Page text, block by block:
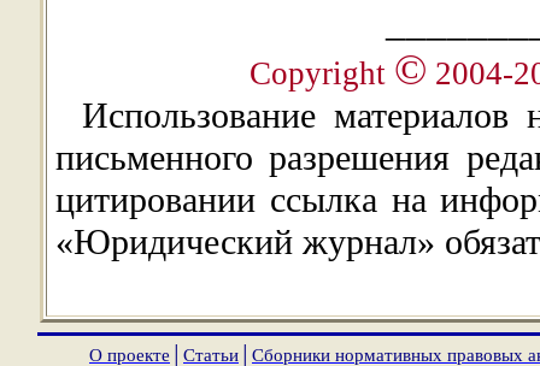
Copyright © 2004-
Использование материалов
письменного разрешения
цитировании ссылка на
«Юридический журнал»
О проекте Статьи Сборники нормативных правовых